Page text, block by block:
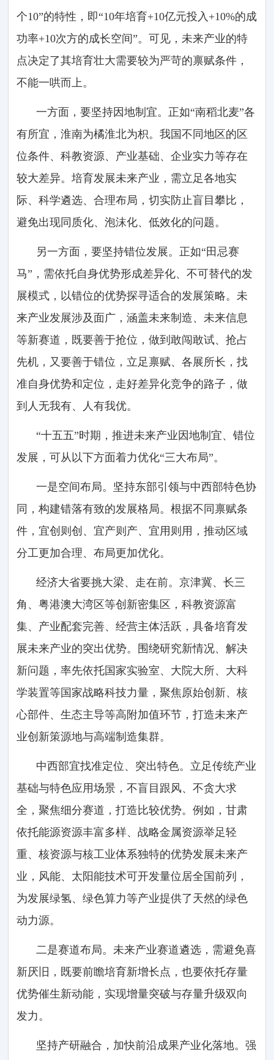
个10”的特性，即“10年培育+10亿元投入+10%的成
功率+10次方的成长空间”。可见，未来产业的特
点决定了其培育壮大需要较为严苛的禀赋条件，
不能一哄而上。
一方面，要坚持因地制宜。正如“南稻北麦”各
有所宜，淮南为橘淮北为枳。我国不同地区的区
位条件、科教资源、产业基础、企业实力等存在
较大差异。培育发展未来产业，需立足各地实
际、科学遴选、合理布局，切实防止盲目攀比，
避免出现同质化、泡沫化、低效化的问题。
另一方面，要坚持错位发展。正如“田忌赛
马”，需依托自身优势形成差异化、不可替代的发
展模式，以错位的优势探寻适合的发展策略。未
来产业发展涉及面广，涵盖未来制造、未来信息
等新赛道，既要善于抢位，做到敢闯敢试、抢占
先机，又要善于错位，立足禀赋、各展所长，找
准自身优势和定位，走好差异化竞争的路子，做
到人无我有、人有我优。
“十五五”时期，推进未来产业因地制宜、错位
发展，可从以下方面着力优化“三大布局”。
一是空间布局。坚持东部引领与中西部特色协
同，构建错落有致的发展格局。根据不同禀赋条
件，宜创则创、宜产则产、宜用则用，推动区域
分工更加合理、布局更加优化。
经济大省要挑大梁、走在前。京津冀、长三
角、粤港澳大湾区等创新密集区，科教资源富
集、产业配套完善、经营主体活跃，具备培育发
展未来产业的突出优势。围绕研究新情况、解决
新问题，率先依托国家实验室、大院大所、大科
学装置等国家战略科技力量，聚焦原始创新、核
心部件、生态主导等高附加值环节，打造未来产
业创新策源地与高端制造集群。
中西部宜找准定位、突出特色。立足传统产业
基础与特色应用场景，不盲目跟风、不贪大求
全，聚焦细分赛道，打造比较优势。例如，甘肃
依托能源资源丰富多样、战略金属资源举足轻
重、核资源与核工业体系独特的优势发展未来产
业，风能、太阳能技术可开发量位居全国前列，
为发展绿氢、绿色算力等产业提供了天然的绿色
动力源。
二是赛道布局。未来产业赛道遴选，需避免喜
新厌旧，既要前瞻培育新增长点，也要依托存量
优势催生新动能，实现增量突破与存量升级双向
发力。
坚持产研融合，加快前沿成果产业化落地。强